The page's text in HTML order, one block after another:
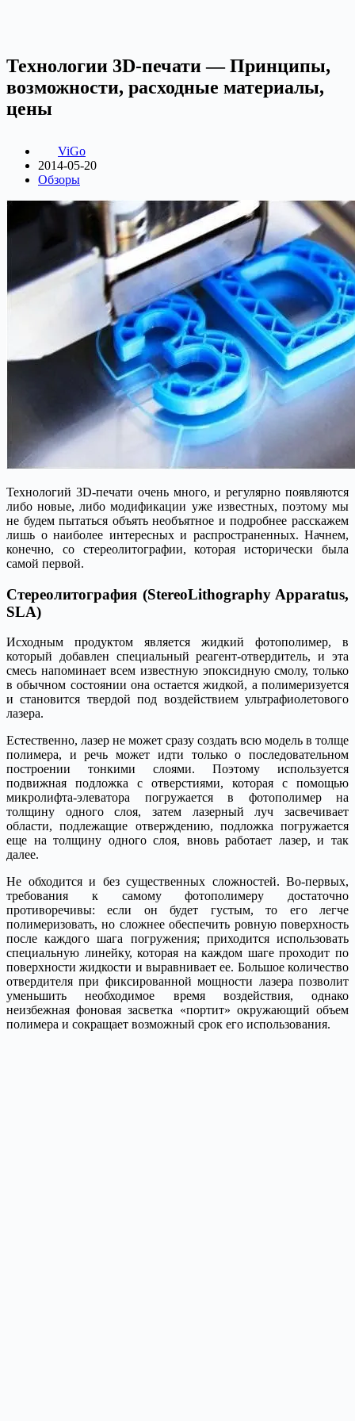
Технологии 3D-печати — Принципы,
возможности, расходные материалы,
цены
ViGo
2014-05-20
Обзоры
Технологий 3D-печати очень много, и регулярно появляются
либо новые, либо модификации уже известных, поэтому мы
не будем пытаться объять необъятное и подробнее расскажем
лишь о наиболее интересных и распространенных. Начнем,
конечно, со стереолитографии, которая исторически была
самой первой.
Стереолитография (StereoLithography Apparatus,
SLA)
Исходным продуктом является жидкий фотополимер, в
который добавлен специальный реагент-отвердитель, и эта
смесь напоминает всем известную эпоксидную смолу, только
в обычном состоянии она остается жидкой, а полимеризуется
и становится твердой под воздействием ультрафиолетового
лазера.
Естественно, лазер не может сразу создать всю модель в толще
полимера, и речь может идти только о последовательном
построении тонкими слоями. Поэтому используется
подвижная подложка с отверстиями, которая с помощью
микролифта-элеватора погружается в фотополимер на
толщину одного слоя, затем лазерный луч засвечивает
области, подлежащие отверждению, подложка погружается
еще на толщину одного слоя, вновь работает лазер, и так
далее.
Не обходится и без существенных сложностей. Во-первых,
требования к самому фотополимеру достаточно
противоречивы: если он будет густым, то его легче
полимеризовать, но сложнее обеспечить ровную поверхность
после каждого шага погружения; приходится использовать
специальную линейку, которая на каждом шаге проходит по
поверхности жидкости и выравнивает ее. Большое количество
отвердителя при фиксированной мощности лазера позволит
уменьшить необходимое время воздействия, однако
неизбежная фоновая засветка «портит» окружающий объем
полимера и сокращает возможный срок его использования.